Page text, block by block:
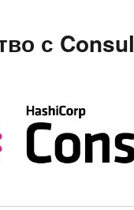
с Consul